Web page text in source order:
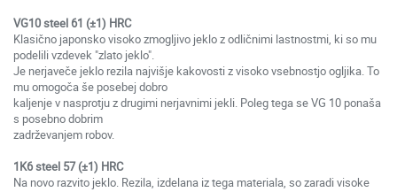
VG10 steel 61 (±1) HRC
Klasično japonsko visoko zmogljivo jeklo z odličnimi lastnostmi, ki so mu
podelili vzdevek "zlato jeklo".
Je nerjaveče jeklo rezila najvišje kakovosti z visoko vsebnostjo ogljika. To
mu omogoča še posebej dobro
kaljenje v nasprotju z drugimi nerjavnimi jekli. Poleg tega se VG 10 ponaša
s posebno dobrim
zadrževanjem robov.
1K6 steel 57 (±1) HRC
Na novo razvito jeklo. Rezila, izdelana iz tega materiala, so zaradi visoke